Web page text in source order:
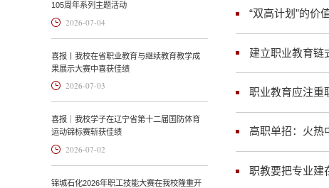
“双高计划”的价
建立职业教育链
职业教育应注重
高职单招：火热
职教要把专业建
105周年系列主题活动
2026-07-04
喜报丨我校在省职业教育与继续教育教学成
果展示大赛中喜获佳绩
2026-07-03
喜报｜我校学子在辽宁省第十二届国防体育
运动锦标赛斩获佳绩
2026-07-02
锦城石化2026年职工技能大赛在我校隆重开